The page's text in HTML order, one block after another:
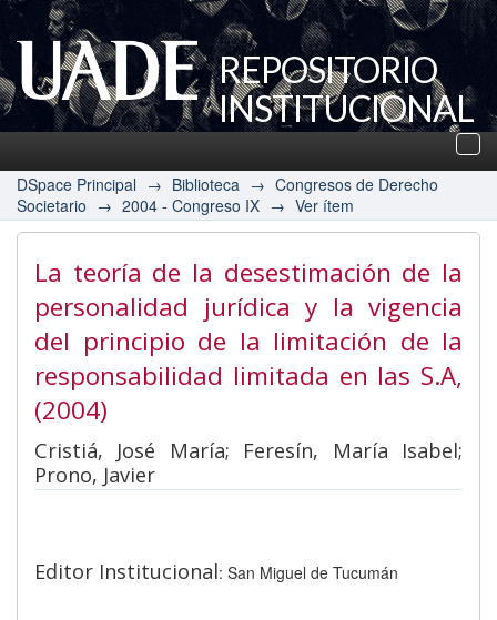
REPOSITORIO
INSTITUCIONAL
UADE
DSpace Principal → Biblioteca → Congresos de Derecho
Societario → 2004 - Congreso IX → Ver ítem
La teoría de la desestimación de la
personalidad jurídica y la vigencia
del principio de la limitación de la
responsabilidad limitada en las S.A,
(2004)
Cristiá, José María; Feresín, María Isabel;
Prono, Javier
Editor Institucional: San Miguel de Tucumán